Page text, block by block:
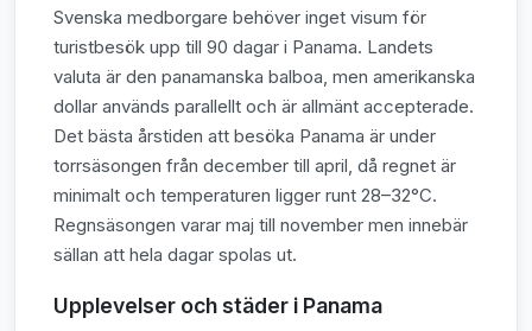
Svenska medborgare behöver inget visum för
turistbesök upp till 90 dagar i Panama. Landets
valuta är den panamanska balboa, men amerikanska
dollar används parallellt och är allmänt accepterade.
Det bästa årstiden att besöka Panama är under
torrsäsongen från december till april, då regnet är
minimalt och temperaturen ligger runt 28–32°C.
Regnsäsongen varar maj till november men innebär
sällan att hela dagar spolas ut.
Upplevelser och städer i Panama